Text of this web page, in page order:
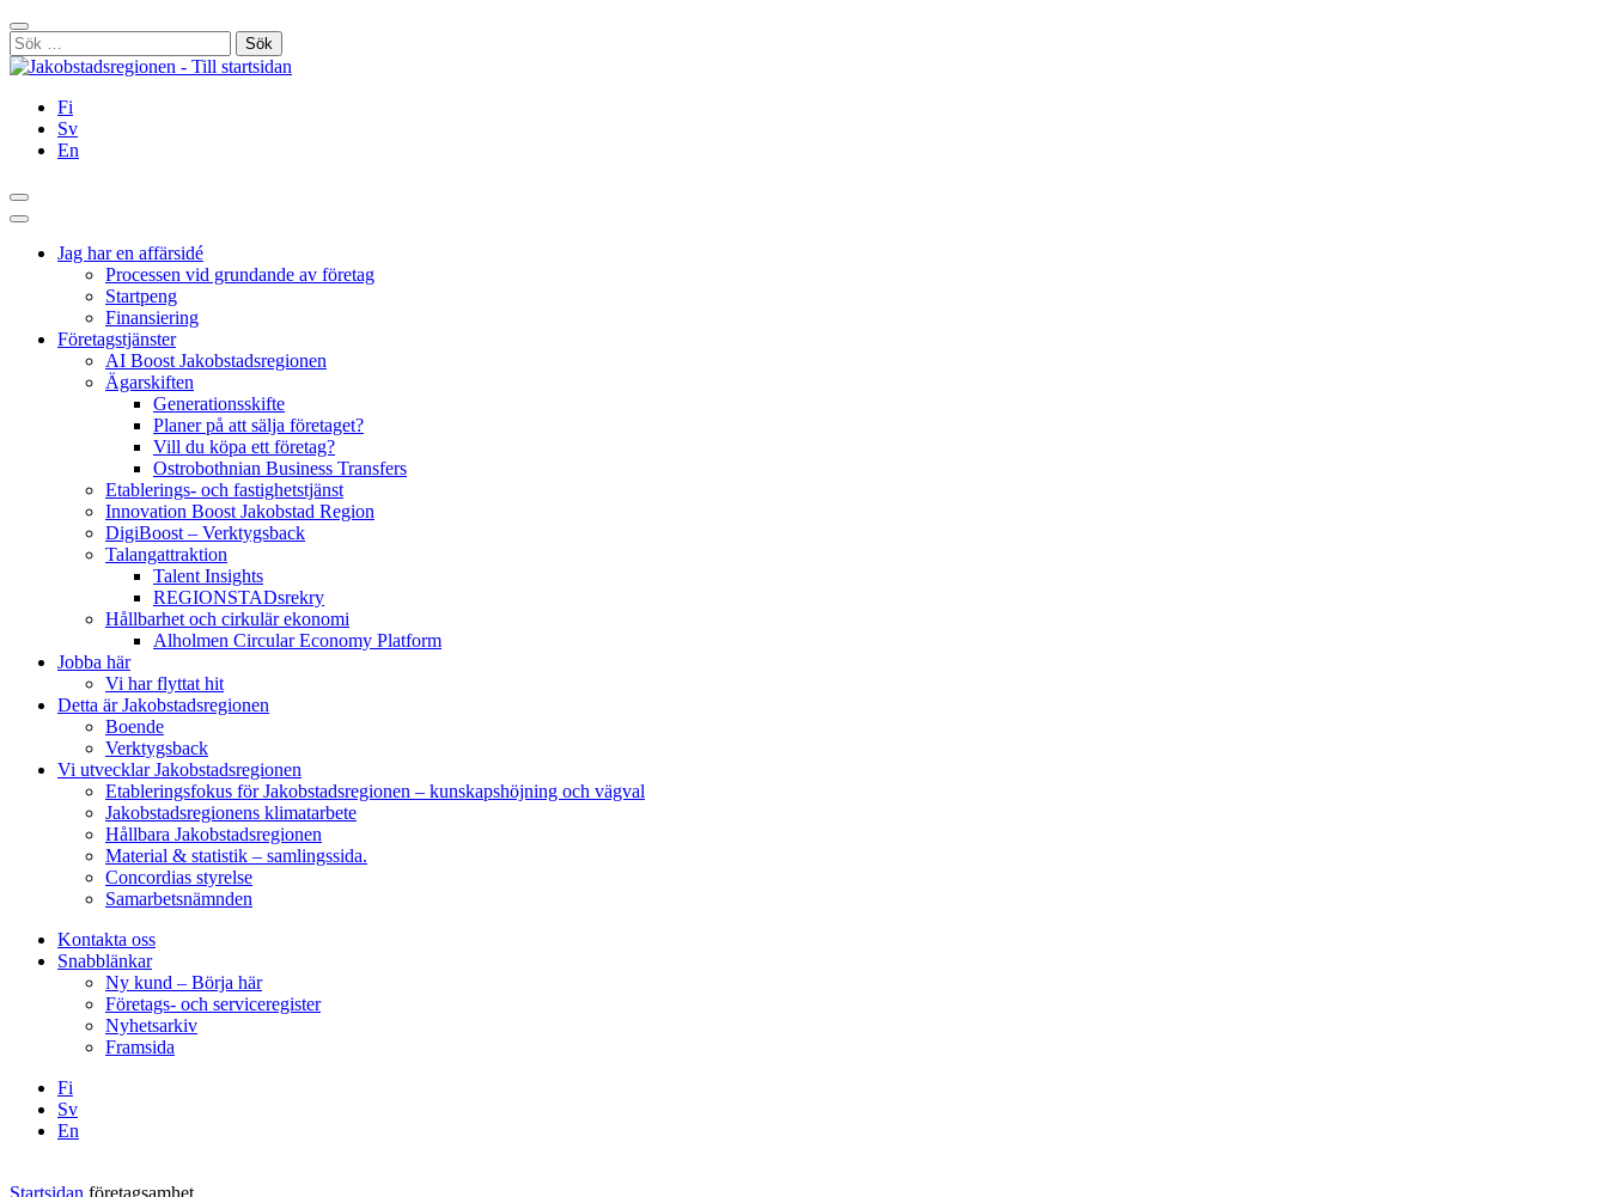
Hoppa
till
innehållet
Stäng
Sök
efter:
Fi
Sv
En
Sök
Huvudmeny
Jag har en affärsidé
Processen vid grundande av företag
Startpeng
Finansiering
Företagstjänster
AI Boost Jakobstadsregionen
Ägarskiften
Generationsskifte
Planer på att sälja företaget?
Vill du köpa ett företag?
Ostrobothnian Business Transfers
Etablerings- och fastighetstjänst
Innovation Boost Jakobstad Region
DigiBoost – Verktygsback
Talangattraktion
Talent Insights
REGIONSTADsrekry
Hållbarhet och cirkulär ekonomi
Alholmen Circular Economy Platform
Jobba här
Vi har flyttat hit
Detta är Jakobstadsregionen
Boende
Verktygsback
Vi utvecklar Jakobstadsregionen
Etableringsfokus för Jakobstadsregionen – kunskapshöjning och vägval
Jakobstadsregionens klimatarbete
Hållbara Jakobstadsregionen
Material & statistik – samlingssida.
Concordias styrelse
Samarbetsnämnden
Kontakta oss
Snabblänkar
Ny kund – Börja här
Företags- och serviceregister
Nyhetsarkiv
Framsida
Fi
Sv
En
Startsidan företagsamhet